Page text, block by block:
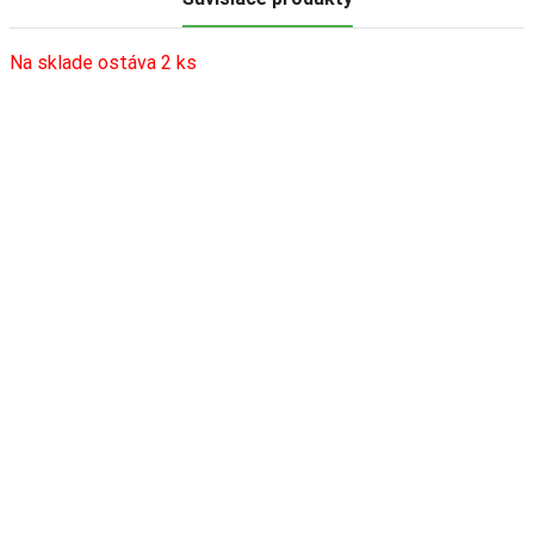
Na sklade ostáva 2 ks